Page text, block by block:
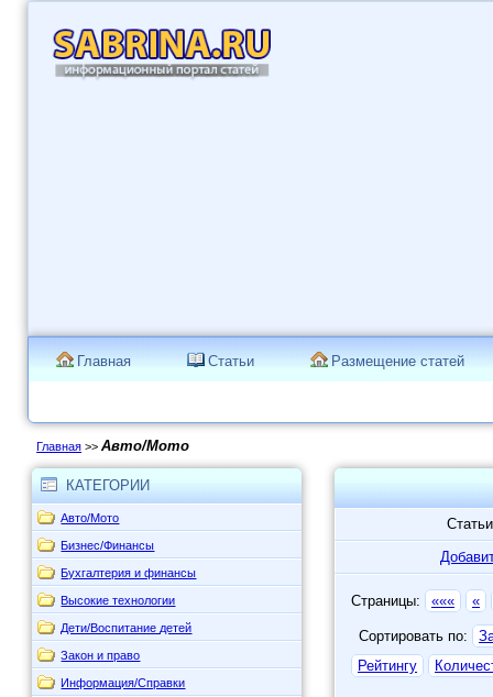
Главная Статьи Размещение статей
Главная >>Авто/Мото
КАТЕГОРИИ
Авто/Мото
Бизнес/Финансы
Бухгалтерия и финансы
Высокие технологии
Дети/Воспитание детей
Закон и право
Информация/Справки
Страницы: ««« «
Сортировать по:
Рейтингу